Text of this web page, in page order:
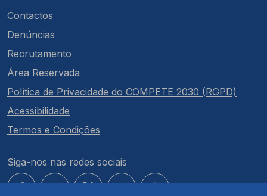
Contactos
Denúncias
Recrutamento
Área Reservada
Política de Privacidade do COMPETE 2030 (RGPD)
Acessibilidade
Termos e Condições
Siga-nos nas redes sociais